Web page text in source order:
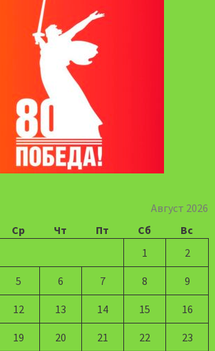
Август 2026
Ср Чт Пт Сб
Вс
1
2
5 6 7 8 9
12 13 14 15 16
19 20 21 22 23